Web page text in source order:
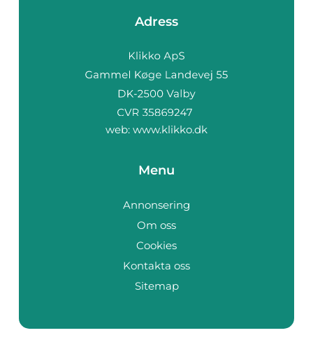
Adress
web: www.klikko.dk
Menu
Annonsering
Om oss
Cookies
Kontakta oss
Sitemap